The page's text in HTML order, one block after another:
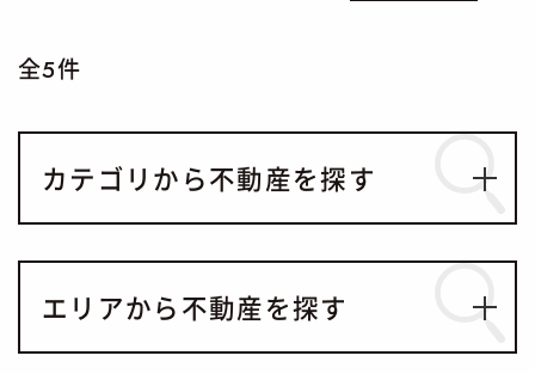
全5件
カテゴリから不動産を探す
エリアから不動産を探す